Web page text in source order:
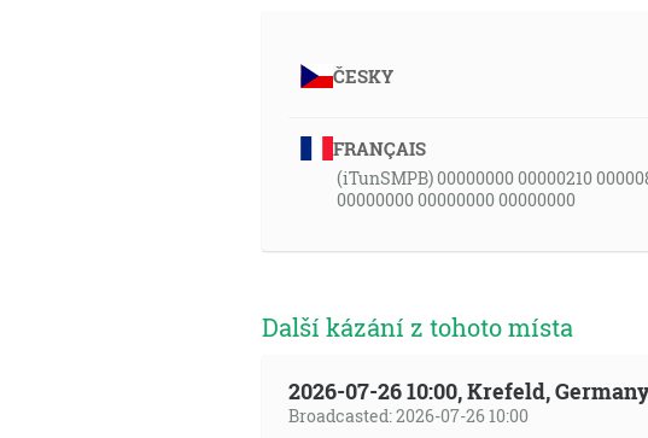
ČESKY
FRANÇAIS
(iTunSMPB) 00000000 00000210
00000000 00000000 00000000
Další kázání z tohoto místa
2026-07-26 10:00, Krefeld,
Broadcasted: 2026-07-26 10:00